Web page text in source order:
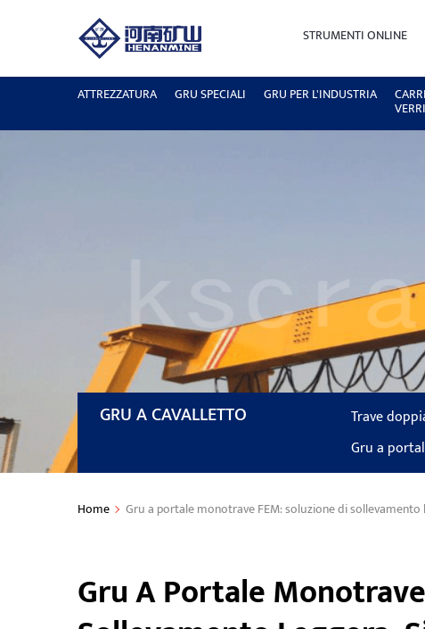
STRUMENTI ONLINE
ATTREZZATURA GRU SPECIALI GRU PER L'INDUSTRIA
GRU A CAVALLETTO Trave
Gru a
Home Gru a portale monotrave FEM: soluzione di
Gru A Portale